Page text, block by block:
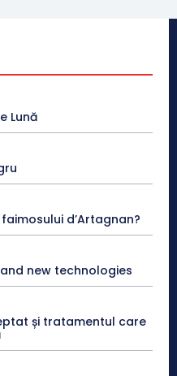
Lună
d’Artagnan?
new technologies
și tratamentul care